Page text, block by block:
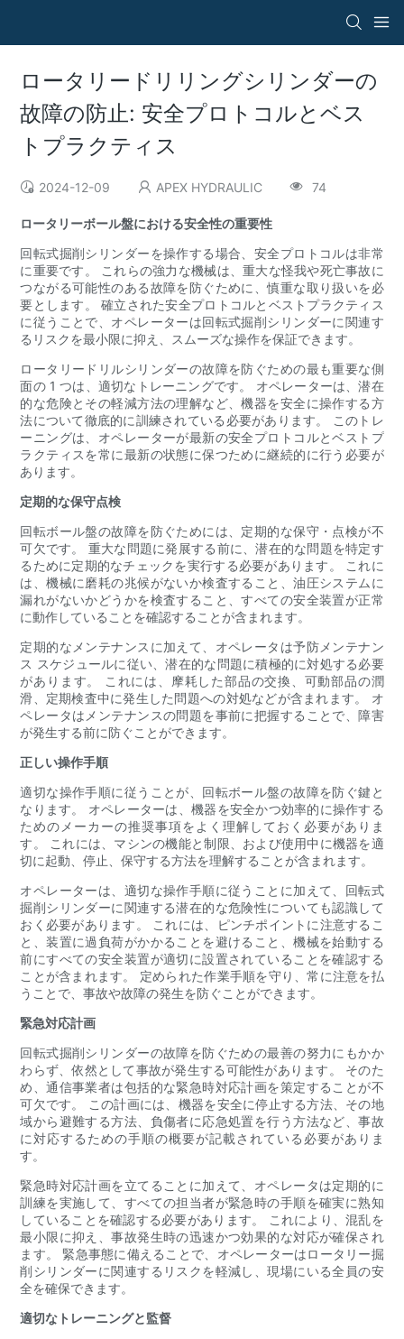
ロータリードリリングシリンダーの
故障の防止: 安全プロトコルとベス
トプラクティス
2024-12-09 APEX HYDRAULIC 74
ロータリーボール盤における安全性の重要性
回転式掘削シリンダーを操作する場合、安全プロトコルは非常
に重要です。 これらの強力な機械は、重大な怪我や死亡事故に
つながる可能性のある故障を防ぐために、慎重な取り扱いを必
要とします。 確立された安全プロトコルとベストプラクティス
に従うことで、オペレーターは回転式掘削シリンダーに関連す
るリスクを最小限に抑え、スムーズな操作を保証できます。
ロータリードリルシリンダーの故障を防ぐための最も重要な側
面の 1 つは、適切なトレーニングです。 オペレーターは、潜在
的な危険とその軽減方法の理解など、機器を安全に操作する方
法について徹底的に訓練されている必要があります。 このトレ
ーニングは、オペレーターが最新の安全プロトコルとベストプ
ラクティスを常に最新の状態に保つために継続的に行う必要が
あります。
定期的な保守点検
回転ボール盤の故障を防ぐためには、定期的な保守・点検が不
可欠です。 重大な問題に発展する前に、潜在的な問題を特定す
るために定期的なチェックを実行する必要があります。 これに
は、機械に磨耗の兆候がないか検査すること、油圧システムに
漏れがないかどうかを検査すること、すべての安全装置が正常
に動作していることを確認することが含まれます。
定期的なメンテナンスに加えて、オペレータは予防メンテナン
ス スケジュールに従い、潜在的な問題に積極的に対処する必要
があります。 これには、摩耗した部品の交換、可動部品の潤
滑、定期検査中に発生した問題への対処などが含まれます。 オ
ペレータはメンテナンスの問題を事前に把握することで、障害
が発生する前に防ぐことができます。
正しい操作手順
適切な操作手順に従うことが、回転ボール盤の故障を防ぐ鍵と
なります。 オペレーターは、機器を安全かつ効率的に操作する
ためのメーカーの推奨事項をよく理解しておく必要がありま
す。 これには、マシンの機能と制限、および使用中に機器を適
切に起動、停止、保守する方法を理解することが含まれます。
オペレーターは、適切な操作手順に従うことに加えて、回転式
掘削シリンダーに関連する潜在的な危険性についても認識して
おく必要があります。 これには、ピンチポイントに注意するこ
と、装置に過負荷がかかることを避けること、機械を始動する
前にすべての安全装置が適切に設置されていることを確認する
ことが含まれます。 定められた作業手順を守り、常に注意を払
うことで、事故や故障の発生を防ぐことができます。
緊急対応計画
回転式掘削シリンダーの故障を防ぐための最善の努力にもかか
わらず、依然として事故が発生する可能性があります。 そのた
め、通信事業者は包括的な緊急時対応計画を策定することが不
可欠です。 この計画には、機器を安全に停止する方法、その地
域から避難する方法、負傷者に応急処置を行う方法など、事故
に対応するための手順の概要が記載されている必要がありま
す。
緊急時対応計画を立てることに加えて、オペレータは定期的に
訓練を実施して、すべての担当者が緊急時の手順を確実に熟知
していることを確認する必要があります。 これにより、混乱を
最小限に抑え、事故発生時の迅速かつ効果的な対応が確保され
ます。 緊急事態に備えることで、オペレーターはロータリー掘
削シリンダーに関連するリスクを軽減し、現場にいる全員の安
全を確保できます。
適切なトレーニングと監督